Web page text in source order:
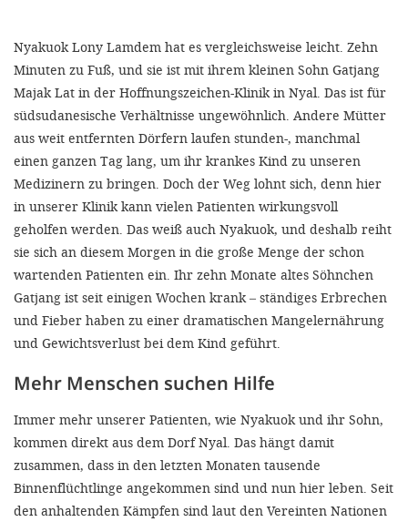
Nyakuok Lony Lamdem hat es vergleichsweise leicht. Zehn
Minuten zu Fuß, und sie ist mit ihrem kleinen Sohn Gatjang
Majak Lat in der Hoffnungszeichen-Klinik in Nyal. Das ist für
südsudanesische Verhältnisse ungewöhnlich. Andere Mütter
aus weit entfernten Dörfern laufen stunden-, manchmal
einen ganzen Tag lang, um ihr krankes Kind zu unseren
Medizinern zu bringen. Doch der Weg lohnt sich, denn hier
in unserer Klinik kann vielen Patienten wirkungsvoll
geholfen werden. Das weiß auch Nyakuok, und deshalb reiht
sie sich an diesem Morgen in die große Menge der schon
wartenden Patienten ein. Ihr zehn Monate altes Söhnchen
Gatjang ist seit einigen Wochen krank – ständiges Erbrechen
und Fieber haben zu einer dramatischen Mangelernährung
und Gewichtsverlust bei dem Kind geführt.
Mehr Menschen suchen Hilfe
Immer mehr unserer Patienten, wie Nyakuok und ihr Sohn,
kommen direkt aus dem Dorf Nyal. Das hängt damit
zusammen, dass in den letzten Monaten tausende
Binnenflüchtlinge angekommen sind und nun hier leben. Seit
den anhaltenden Kämpfen sind laut den Vereinten Nationen
DECLINE